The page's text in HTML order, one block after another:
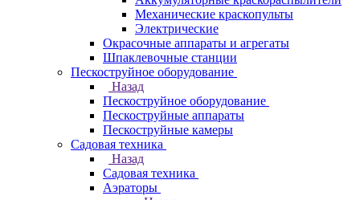
Механические краскопульты
Электрические
Окрасочные аппараты и агрегаты
Шпаклевочные станции
Пескоструйное оборудование
Назад
Пескоструйное оборудование
Пескоструйные аппараты
Пескоструйные камеры
Садовая техника
Назад
Садовая техника
Аэраторы